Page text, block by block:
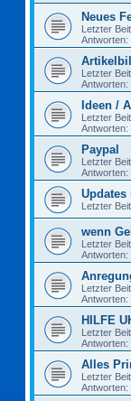
Neues
Letzter
Antworten:
Letzter
Antworten:
Ideen /
Letzter
Antworten:
Paypal
Letzter
Antworten:
Letzter
wenn
Letzter
Antworten:
Letzter
Antworten:
HILFE
Letzter
Antworten:
Alles
Letzter
Antworten: